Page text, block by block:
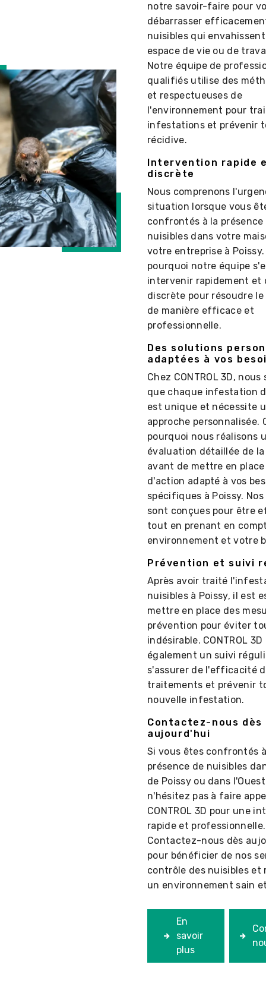
notre savoir-faire pour
débarrasser
nuisibles qui
espace de vie ou de
Notre équipe de
qualifiés utilise des
et respectueuses de
l'environnement pour
infestations et prévenir
récidive.
Intervention rapide
discrète
Nous comprenons
situation lorsque vous
confrontés à la présence
nuisibles dans votre
votre entreprise à
pourquoi notre équipe
intervenir rapidement et
discrète pour résoudre le
de manière efficace et
professionnelle.
Des solutions
adaptées à vos
Chez CONTROL 3D, nous
que chaque infestation
est unique et nécessite
approche personnalisée.
pourquoi nous réalisons
évaluation détaillée de
avant de mettre en
d'action adapté à vos
spécifiques à Poissy.
sont conçues pour être
tout en prenant en
environnement et votre
Prévention et suivi
Après avoir traité
nuisibles à Poissy, il est
mettre en place des
prévention pour éviter
indésirable. CONTROL
également un suivi
s'assurer de l'efficacité
traitements et prévenir
nouvelle infestation.
Contactez-nous dès
aujourd'hui
Si vous êtes confrontés
présence de nuisibles
de Poissy ou dans
n'hésitez pas à faire
CONTROL 3D pour une
rapide et professionnelle.
Contactez-nous dès
pour bénéficier de nos
contrôle des nuisibles et
un environnement sain
En
savoir
plus